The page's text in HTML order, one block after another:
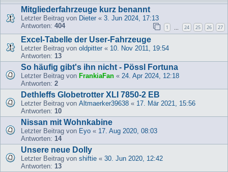
Mitgliederfahrzeuge kurz benannt
Letzter Beitrag von Dieter « 3. Jun 2024, 17:13
Antworten: 404 1 24 25 26 27
Excel-Tabelle der User-Fahrzeuge
Letzter Beitrag von oldpitter « 10. Nov 2011, 19:54
Antworten: 13
So häufig gibt's ihn nicht - Pössl Fortuna
Letzter Beitrag von FrankiaFan « 24. Apr 2024, 12:18
Antworten: 2
Dethleffs Globetrotter XLI 7850-2 EB
Letzter Beitrag von Altmaerker39638 « 17. Mär 2021, 15:56
Antworten: 10
Nissan mit Wohnkabine
Letzter Beitrag von Eyo « 17. Aug 2020, 08:03
Antworten: 14
Unsere neue Dolly
Letzter Beitrag von shiftie « 30. Jun 2020, 12:42
Antworten: 13